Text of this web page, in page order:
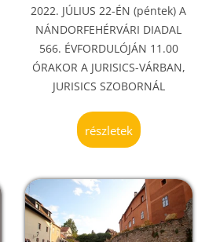
2022. JÚLIUS 22-ÉN (péntek) A
NÁNDORFEHÉRVÁRI DIADAL
566. ÉVFORDULÓJÁN 11.00
ÓRAKOR A JURISICS-VÁRBAN,
JURISICS SZOBORNÁL
részletek